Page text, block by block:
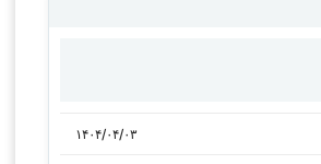
۱۴۰۴/۰۴/۰۳